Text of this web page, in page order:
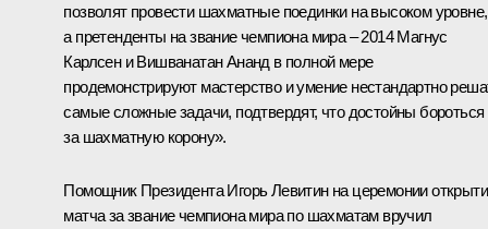
позволят провести шахматные поединки на высоком уровне,
а претенденты на звание чемпиона мира – 2014 Магнус
Карлсен и Вишванатан Ананд в полной мере
продемонстрируют мастерство и умение нестандартно
самые сложные задачи, подтвердят, что достойны бороться
за шахматную корону».
Помощник ПрезидентаИгорь Левитинна церемонии
матча за звание чемпиона мира по шахматам вручил